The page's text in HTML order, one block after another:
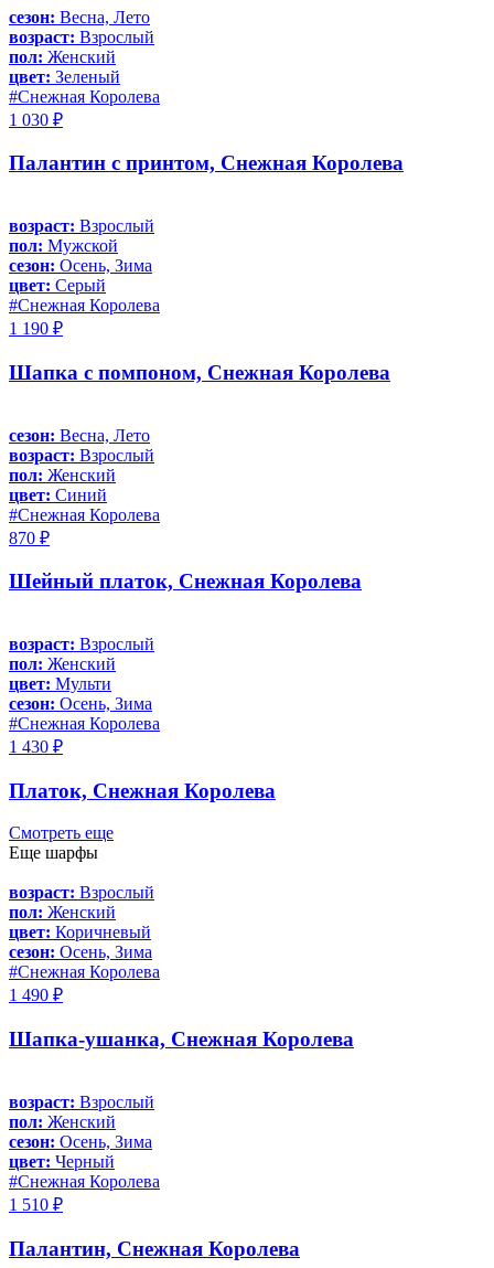
сезон: Весна, Лето
возраст: Взрослый
пол: Женский
цвет: Зеленый
#Снежная Королева
1 030 ₽
Палантин с принтом, Снежная Королева
возраст: Взрослый
пол: Мужской
сезон: Осень, Зима
цвет: Серый
#Снежная Королева
1 190 ₽
Шапка с помпоном, Снежная Королева
сезон: Весна, Лето
возраст: Взрослый
пол: Женский
цвет: Синий
#Снежная Королева
870 ₽
Шейный платок, Снежная Королева
возраст: Взрослый
пол: Женский
цвет: Мульти
сезон: Осень, Зима
#Снежная Королева
1 430 ₽
Платок, Снежная Королева
Смотреть еще
Еще шарфы
возраст: Взрослый
пол: Женский
цвет: Коричневый
сезон: Осень, Зима
#Снежная Королева
1 490 ₽
Шапка-ушанка, Снежная Королева
возраст: Взрослый
пол: Женский
сезон: Осень, Зима
цвет: Черный
#Снежная Королева
1 510 ₽
Палантин, Снежная Королева